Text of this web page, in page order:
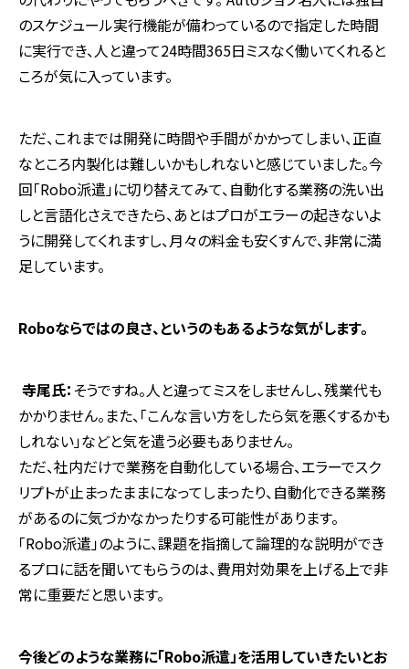
のスケジュール実行機能が備わっているので指定した時間
に実行でき、人と違って24時間365日ミスなく働いてくれると
ころが気に入っています。
ただ、これまでは開発に時間や手間がかかってしまい、正直
なところ内製化は難しいかもしれないと感じていました。今
回「Robo派遣」に切り替えてみて、自動化する業務の洗い出
しと言語化さえできたら、あとはプロがエラーの起きないよ
うに開発してくれますし、月々の料金も安くすんで、非常に満
足しています。
Roboならではの良さ、というのもあるような気がします。
寺尾氏：そうですね。人と違ってミスをしませんし、残業代も
かかりません。また、「こんな言い方をしたら気を悪くするかも
しれない」などと気を遣う必要もありません。
ただ、社内だけで業務を自動化している場合、エラーでスク
リプトが止まったままになってしまったり、自動化できる業務
があるのに気づかなかったりする可能性があります。
「Robo派遣」のように、課題を指摘して論理的な説明ができ
るプロに話を聞いてもらうのは、費用対効果を上げる上で非
常に重要だと思います。
――今後どのような業務に「Robo派遣」を活用していきたいとお